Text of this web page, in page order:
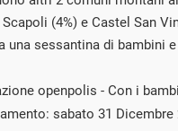
(4%) e Castel San
una sessantina di bambini e
openpolis - Con i
sabato 31 Dicembre